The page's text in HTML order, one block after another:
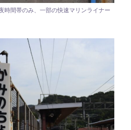
時間帯のみ、一部の快速マリンライナー